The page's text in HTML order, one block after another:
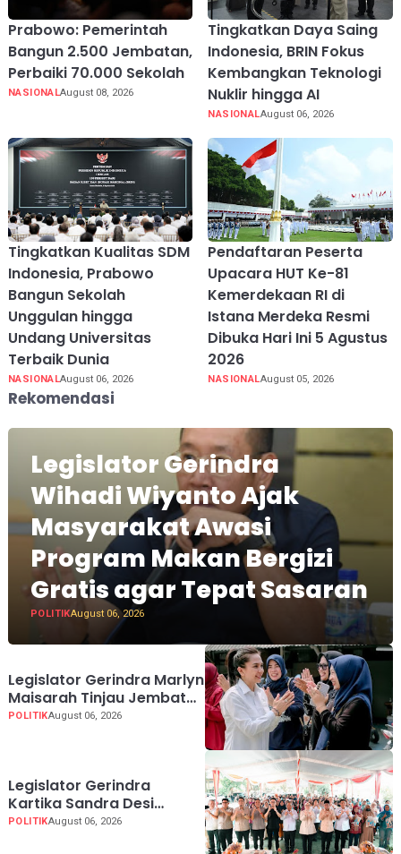
Prabowo: Pemerintah
Bangun 2.500 Jembatan,
Perbaiki 70.000 Sekolah
NASIONALAugust 08, 2026
Tingkatkan Daya Saing
Indonesia, BRIN Fokus
Kembangkan Teknologi
Nuklir hingga AI
NASIONALAugust 06, 2026
Tingkatkan Kualitas SDM
Indonesia, Prabowo
Bangun Sekolah
Unggulan hingga
Undang Universitas
Terbaik Dunia
NASIONALAugust 06, 2026
Pendaftaran Peserta
Upacara HUT Ke-81
Kemerdekaan RI di
Istana Merdeka Resmi
Dibuka Hari Ini 5 Agustus
2026
NASIONALAugust 05, 2026
Rekomendasi
Legislator Gerindra
Wihadi Wiyanto Ajak
Masyarakat Awasi
Program Makan Bergizi
Gratis agar Tepat Sasaran
POLITIKAugust 06, 2026
Legislator Gerindra Marlyn
Maisarah Tinjau Jembatan
Gantung Cibeber,
POLITIKAugust 06, 2026
Legislator Gerindra
Kartika Sandra Desi
Dorong UMKM Palembang
POLITIKAugust 06, 2026